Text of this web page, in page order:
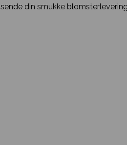
din smukke